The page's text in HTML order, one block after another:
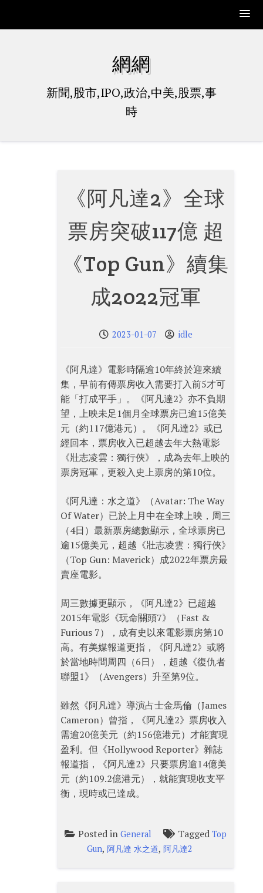
網網
新聞,股市,IPO,政治,中美,股票,事
時
《阿凡達2》全球
票房突破117億 超
《Top Gun》續集
成2022冠軍
2023-01-07 idle
《阿凡達》電影時隔逾10年終於迎來續
集，早前有傳票房收入需要打入前5才可
能「打成平手」。《阿凡達2》亦不負期
望，上映未足1個月全球票房已逾15億美
元（約117億港元）。《阿凡達2》或已
經回本，票房收入已超越去年大熱電影
《壯志凌雲：獨行俠》，成為去年上映的
票房冠軍，更殺入史上票房的第10位。
《阿凡達：水之道》（Avatar: The Way
Of Water）已於上月中在全球上映，周三
（4日）最新票房總數顯示，全球票房已
逾15億美元，超越《壯志凌雲：獨行俠》
（Top Gun: Maverick）成2022年票房最
賣座電影。
周三數據更顯示，《阿凡達2》已超越
2015年電影《玩命關頭7》（Fast &
Furious 7），成有史以來電影票房第10
高。有美媒報道更指，《阿凡達2》或將
於當地時間周四（6日），超越《復仇者
聯盟1》（Avengers）升至第9位。
雖然《阿凡達》導演占士金馬倫（James
Cameron）曾指，《阿凡達2》票房收入
需逾20億美元（約156億港元）才能實現
盈利。但《Hollywood Reporter》雜誌
報道指，《阿凡達2》只要票房逾14億美
元（約109.2億港元），就能實現收支平
衡，現時或已達成。
Posted inGeneral TaggedTop
Gun,阿凡達 水之道,阿凡達2